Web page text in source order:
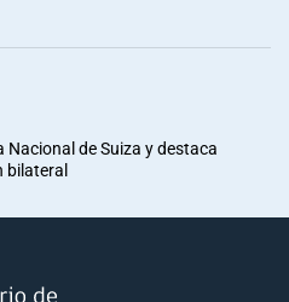
de Suiza y destaca
bilateral